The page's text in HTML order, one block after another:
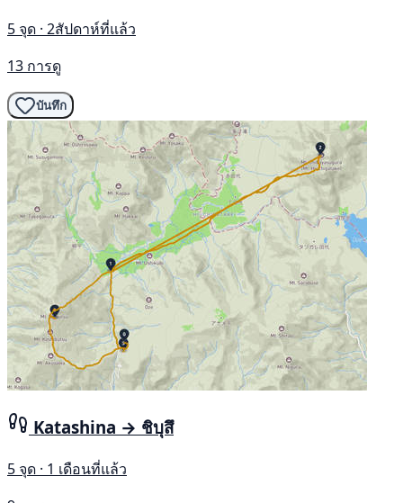
5 จุด · 2สัปดาห์ที่แล้ว
13 การดู
บันทึก
Katashina → ชิบุสึ
5 จุด · 1 เดือนที่แล้ว